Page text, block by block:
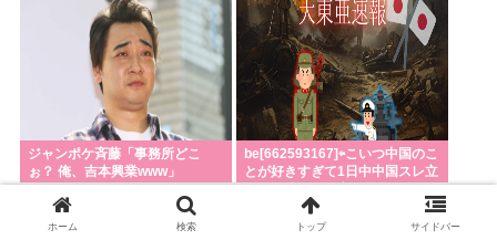
ジャンポケ斉藤「事務所どこ
ぉ？ 俺、吉本興業www」
be[662593167]⇦こいつ中国のこ
とが好きすぎて1日中中国スレ立
ててる猿でスレ立て履歴ヤバい
ホーム 検索 トップ サイドバー